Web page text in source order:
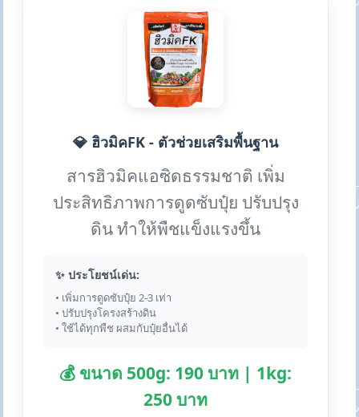
💎 ฮิวมิคFK - ตัวช่วยเสริมพื้นฐาน
สารฮิวมิคแอซิดธรรมชาติ เพิ่ม
ประสิทธิภาพการดูดซับปุ๋ย ปรับปรุง
ดิน ทำให้พืชแข็งแรงขึ้น
✨ ประโยชน์เด่น:
• เพิ่มการดูดซับปุ๋ย 2-3 เท่า
• ปรับปรุงโครงสร้างดิน
• ใช้ได้ทุกพืช ผสมกับปุ๋ยอื่นได้
💰 ขนาด 500g: 190 บาท | 1kg:
250 บาท